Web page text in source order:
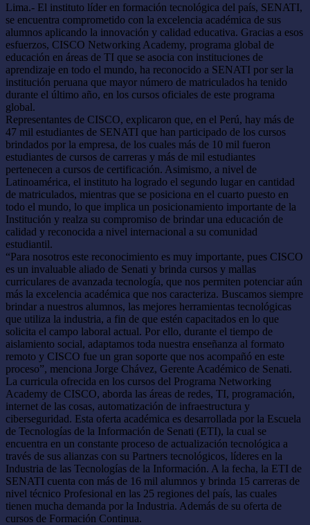
Lima.- El instituto líder en formación tecnológica del país, SENATI,
se encuentra comprometido con la excelencia académica de sus
alumnos aplicando la innovación y calidad educativa. Gracias a esos
esfuerzos, CISCO Networking Academy, programa global de
educación en áreas de TI que se asocia con instituciones de
aprendizaje en todo el mundo, ha reconocido a SENATI por ser la
institución peruana que mayor número de matriculados ha tenido
durante el último año, en los cursos oficiales de este programa
global.
Representantes de CISCO, explicaron que, en el Perú, hay más de
47 mil estudiantes de SENATI que han participado de los cursos
brindados por la empresa, de los cuales más de 10 mil fueron
estudiantes de cursos de carreras y más de mil estudiantes
pertenecen a cursos de certificación. Asimismo, a nivel de
Latinoamérica, el instituto ha logrado el segundo lugar en cantidad
de matriculados, mientras que se posiciona en el cuarto puesto en
todo el mundo, lo que implica un posicionamiento importante de la
Institución y realza su compromiso de brindar una educación de
calidad y reconocida a nivel internacional a su comunidad
estudiantil.
“Para nosotros este reconocimiento es muy importante, pues CISCO
es un invaluable aliado de Senati y brinda cursos y mallas
curriculares de avanzada tecnología, que nos permiten potenciar aún
más la excelencia académica que nos caracteriza. Buscamos siempre
brindar a nuestros alumnos, las mejores herramientas tecnológicas
que utiliza la industria, a fin de que estén capacitados en lo que
solicita el campo laboral actual. Por ello, durante el tiempo de
aislamiento social, adaptamos toda nuestra enseñanza al formato
remoto y CISCO fue un gran soporte que nos acompañó en este
proceso”, menciona Jorge Chávez, Gerente Académico de Senati.
La curricula ofrecida en los cursos del Programa Networking
Academy de CISCO, aborda las áreas de redes, TI, programación,
internet de las cosas, automatización de infraestructura y
ciberseguridad. Esta oferta académica es desarrollada por la Escuela
de Tecnologías de la Información de Senati (ETI), la cual se
encuentra en un constante proceso de actualización tecnológica a
través de sus alianzas con su Partners tecnológicos, líderes en la
Industria de las Tecnologías de la Información. A la fecha, la ETI de
SENATI cuenta con más de 16 mil alumnos y brinda 15 carreras de
nivel técnico Profesional en las 25 regiones del país, las cuales
tienen mucha demanda por la Industria. Además de su oferta de
cursos de Formación Continua.